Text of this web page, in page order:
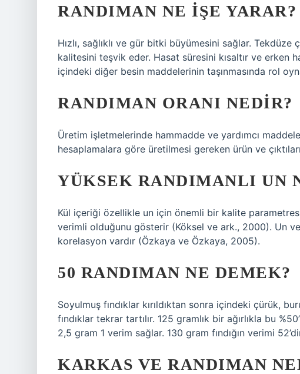
RANDIMAN NE IŞE YARAR?
Hızlı, sağlıklı ve gür bitki büyümesini sağlar. Tekdüze
kalitesini teşvik eder. Hasat süresini kısaltır ve erken
içindeki diğer besin maddelerinin taşınmasında rol
RANDIMAN ORANI NEDIR?
Üretim işletmelerinde hammadde ve yardımcı
hesaplamalara göre üretilmesi gereken ürün ve
YÜKSEK RANDIMANLI UN
Kül içeriği özellikle un için önemli bir kalite
verimli olduğunu gösterir (Köksel ve ark., 2000). Un
korelasyon vardır (Özkaya ve Özkaya, 2005).
50 RANDIMAN NE DEMEK?
Soyulmuş fındıklar kırıldıktan sonra içindeki çürük,
fındıklar tekrar tartılır. 125 gramlık bir ağırlıkla bu
2,5 gram 1 verim sağlar. 130 gram fındığın verimi
KARKAS VE RANDIMAN